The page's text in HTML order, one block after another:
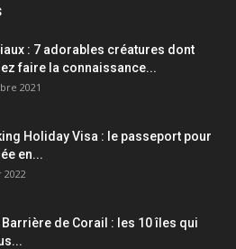
: 7 adorables créatures dont
faire la connaissance...
2021
Holiday Visa : le passeport pour
en...
2022
Barrière de Corail : les 10 îles qui